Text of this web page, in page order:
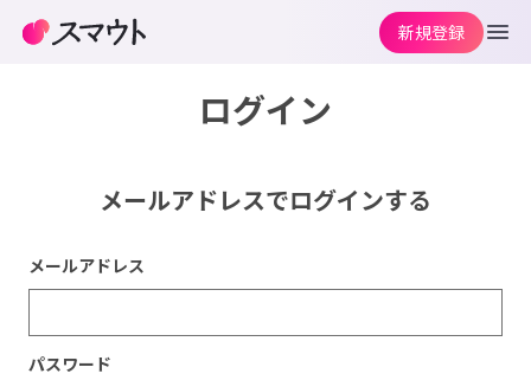
ログイン
メールアドレスでログインする
メールアドレス
パスワード
新規登録